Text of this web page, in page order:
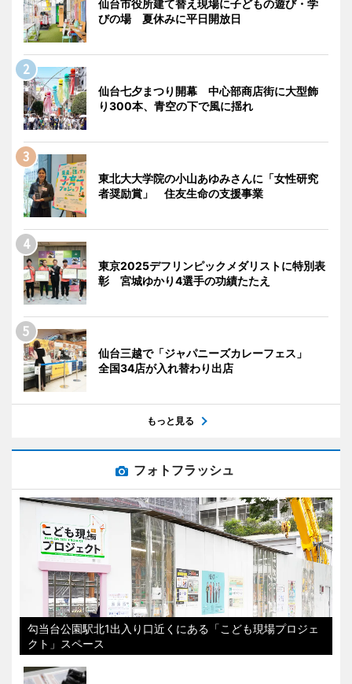
仙台市役所建て替え現場に子どもの遊び・学
びの場 夏休みに平日開放日
仙台七夕まつり開幕 中心部商店街に大型飾
り300本、青空の下で風に揺れ
東北大大学院の小山あゆみさんに「女性研究
者奨励賞」 住友生命の支援事業
東京2025デフリンピックメダリストに特別表
彰 宮城ゆかり4選手の功績たたえ
仙台三越で「ジャパニーズカレーフェス」
全国34店が入れ替わり出店
もっと見る
フォトフラッシュ
勾当台公園駅北1出入り口近くにある「こども現場プロジェ
クト」スペース